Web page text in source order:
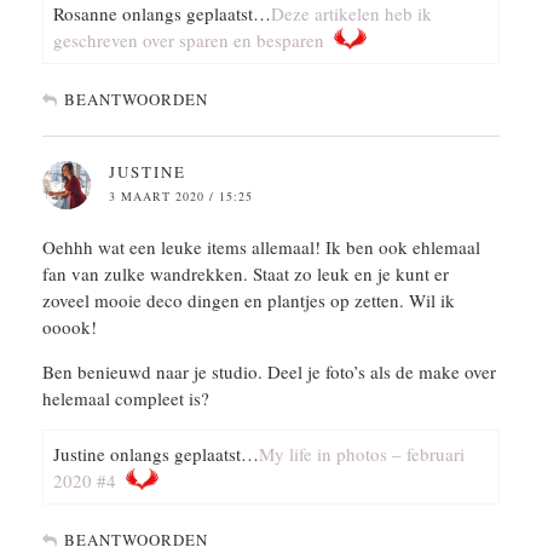
Rosanne onlangs geplaatst…Deze artikelen heb ik
geschreven over sparen en besparen
BEANTWOORDEN
JUSTINE
3 MAART 2020 / 15:25
Oehhh wat een leuke items allemaal! Ik ben ook ehlemaal
fan van zulke wandrekken. Staat zo leuk en je kunt er
zoveel mooie deco dingen en plantjes op zetten. Wil ik
ooook!
Ben benieuwd naar je studio. Deel je foto’s als de make over
helemaal compleet is?
Justine onlangs geplaatst…My life in photos – februari
2020 #4
BEANTWOORDEN